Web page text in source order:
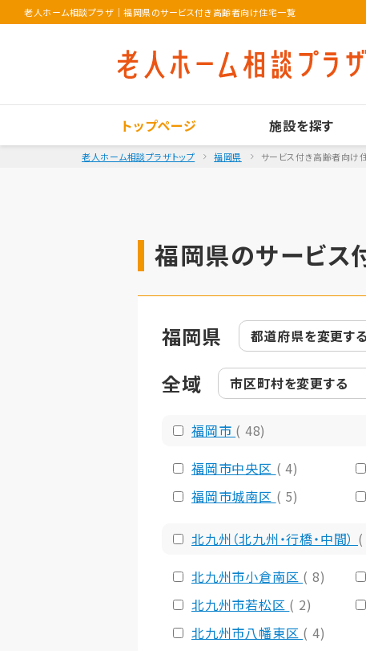
老人ホーム相談プラザ ｜福岡県のサービス付き高齢者向け住宅一覧
トップページ 施設を探す
老人ホーム相談プラザトップ 福岡県 サービス付き高齢者向け
福岡県のサービス
福岡県 都道府県を変更する
全域 市区町村を変更する
福岡市 ( 48)
福岡市中央区 ( 4)
福岡市城南区 ( 5)
北九州（北九州・行橋・中間）
北九州市小倉南区 ( 8)
北九州市若松区 ( 2)
北九州市八幡東区 ( 4)